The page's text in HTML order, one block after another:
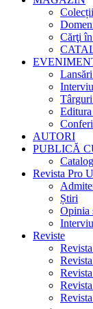
Colecții
Cărţi
AUTORI
PUBLICĂ
Revista Pro
Știri
Opinia
Reviste